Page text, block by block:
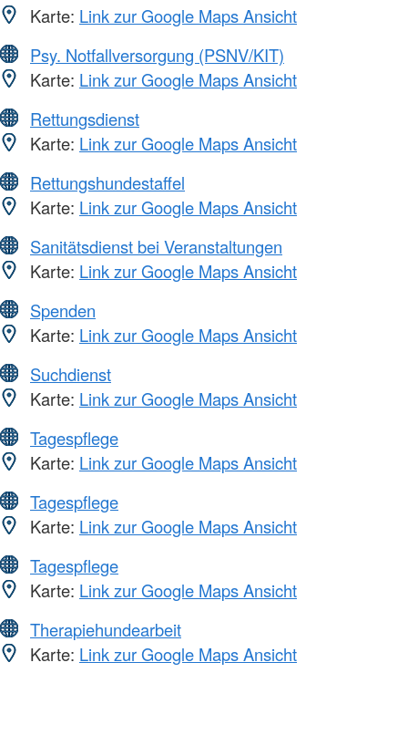
Karte: Link zur Google Maps Ansicht
Psy. Notfallversorgung (PSNV/KIT)
Karte: Link zur Google Maps Ansicht
Rettungsdienst
Karte: Link zur Google Maps Ansicht
Rettungshundestaffel
Karte: Link zur Google Maps Ansicht
Sanitätsdienst bei Veranstaltungen
Karte: Link zur Google Maps Ansicht
Spenden
Karte: Link zur Google Maps Ansicht
Suchdienst
Karte: Link zur Google Maps Ansicht
Tagespflege
Karte: Link zur Google Maps Ansicht
Tagespflege
Karte: Link zur Google Maps Ansicht
Tagespflege
Karte: Link zur Google Maps Ansicht
Therapiehundearbeit
Karte: Link zur Google Maps Ansicht